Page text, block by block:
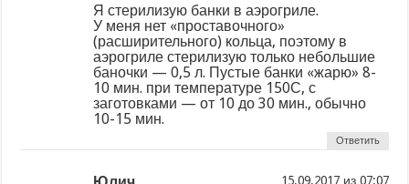
Я стерилизую банки в аэрогриле.
У меня нет «проставочного»
(расширительного) кольца, поэтому в
аэрогриле стерилизую только небольшие
баночки — 0,5 л. Пустые банки «жарю» 8-
10 мин. при температуре 150С, с
заготовками — от 10 до 30 мин., обычно
10-15 мин.
Ответить
из